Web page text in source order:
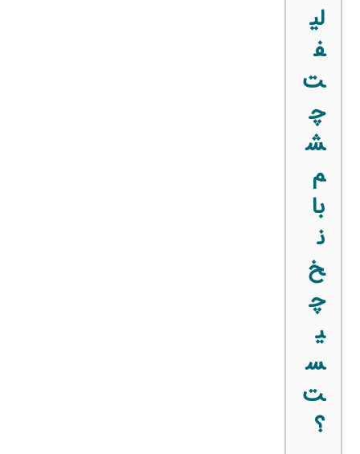
لی
ف
ت
چ
ش
م
با
ن
خ
چ
ی
س
ت
؟